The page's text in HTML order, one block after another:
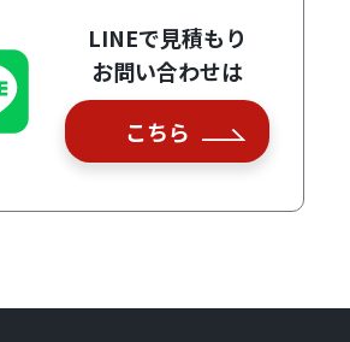
LINEで見積もり
お問い合わせは
こちら